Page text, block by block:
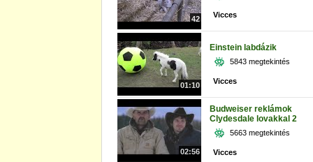
42
01:10
Vicces
02:56
Einstein labdázik
5843 megtekintés
Vicces
Budweiser reklámok
Clydesdale lovakkal 2
5663 megtekintés
Vicces